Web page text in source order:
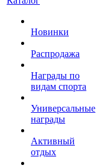
Новинки
Распродажа
Награды по
видам спорта
Универсальные
награды
Активный
отдых